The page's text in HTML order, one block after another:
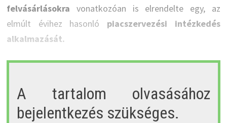
felvásárlásokra vonatkozóan is elrendelte egy, az
elmúlt évihez hasonló piacszervezési intézkedés
alkalmazását.
A tartalom olvasásához
bejelentkezés szükséges.